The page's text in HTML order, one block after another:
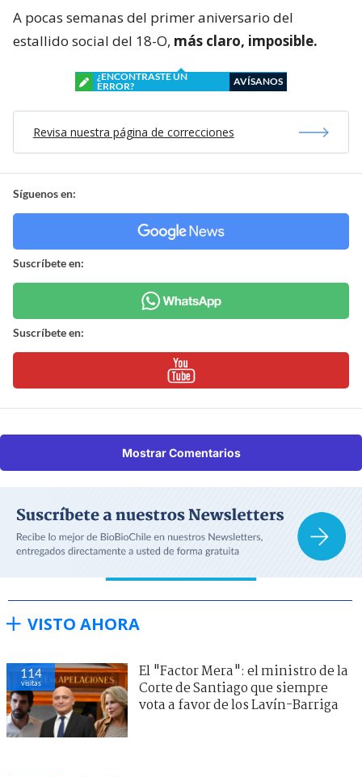
A pocas semanas del primer aniversario del
estallido social del 18-O, más claro, imposible.
¿ENCONTRASTE UN
ERROR?
AVÍSANOS
Revisa nuestra página de correcciones
Síguenos en:
Suscríbete en:
Suscríbete en:
Mostrar Comentarios
VISTO AHORA
114
visitas
El "Factor Mera": el ministro de la
Corte de Santiago que siempre
vota a favor de los Lavín-Barriga